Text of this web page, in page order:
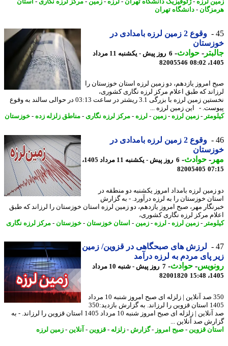
لرزه - ژئوفیزیک دانشگاه تهران- لرزه - زمین -مرکز لرزه نگاری- استان
-دانشگاه تهران
وقوع 2 زمین لرزه بامدادی در
-حوادث -
6 روز پیش - یکشنبه 11 مرداد
82005546
امروز یازدهم، دو زمین لرزه استان خوزستان را
که طبق اعلام مرکز لرزه نگاری کشوری،
نخستین زمین لرزه با بزرگی 3.1 ریشتر در ساعت 03:13 در حوالی سالند به وقوع
- این زمین لرزه ...
-زمین لرزه - زمین -لرزه - مرکز لرزه نگاری- مناطق زلزله زده- خوزستان
وقوع 2 زمین لرزه بامدادی در
-حوادث -
6 روز پیش - یکشنبه 11 مرداد 1405،
82005405
لرزه بامداد امروز یکشنبه دو منطقه در
خوزستان را به لرزه درآورد. - به گزارش
مهر، صبح امروز یازدهم، دو زمین لرزه استان خوزستان را لرزاند که طبق
مرکز لرزه نگاری کشوری،
-زمین لرزه - لرزه - زمین -استان خوزستان-خوزستان-مرکز لرزه نگاری
لرزش های صبحگاهی در قزوین/ زمین
پای مردم به لرزه درآمد
-حوادث -
7 روز پیش - شنبه 10 مرداد
82001820
350 صد آنلاین | زلزله ای صبح امروز شنبه 10 مرداد
1405 استان قزوین را لرزاند. به گزارش بازدید:350
صد آنلاین | زلزله ای صبح امروز شنبه 10 مرداد 1405 استان قزوین را لرزاند. - به
صد آنلاین ...
قزوین -صبح امروز- گزارش -زلزله - قزوین -آنلاین-زمین لرزه